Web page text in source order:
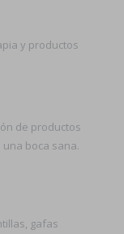
y productos
de productos
boca sana.
gafas